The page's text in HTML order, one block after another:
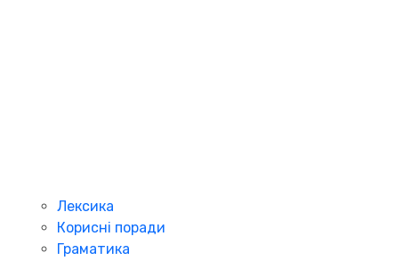
Лексика
Корисні поради
Граматика